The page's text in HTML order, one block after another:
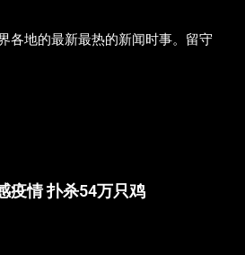
各地的最新最热的新闻时事。留守
疫情 扑杀54万只鸡